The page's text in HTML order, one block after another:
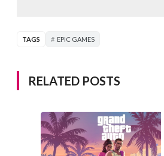
TAGS EPIC GAMES
RELATED POSTS